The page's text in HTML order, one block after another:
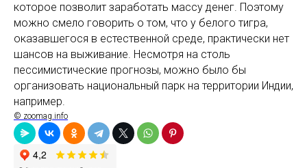
которое позволит заработать массу денег. Поэтому
можно смело говорить о том, что у белого тигра,
оказавшегося в естественной среде, практически нет
шансов на выживание. Несмотря на столь
пессимистические прогнозы, можно было бы
организовать национальный парк на территории Индии,
например.
© zoomag.info